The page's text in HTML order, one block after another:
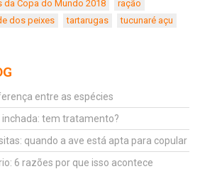
Copa do Mundo 2018
ração
dos peixes tartarugas tucunaré açu
entre as espécies
tem tratamento?
quando a ave está apta para copular
6 razões por que isso acontece